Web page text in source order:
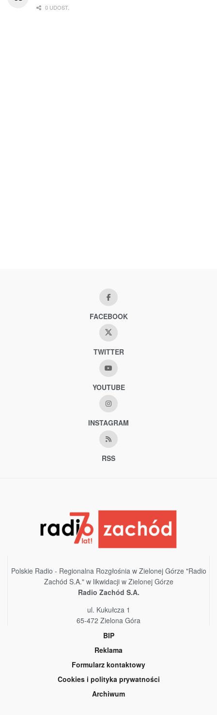
0 UDOST.
FACEBOOK
TWITTER
YOUTUBE
INSTAGRAM
RSS
Polskie Radio - Regionalna Rozgłośnia w Zielonej Górze "Radio
Zachód S.A." w likwidacji w Zielonej Górze
Radio Zachód S.A.
ul. Kukułcza 1
65-472 Zielona Góra
BIP
Reklama
Formularz kontaktowy
Cookies i polityka prywatności
Archiwum